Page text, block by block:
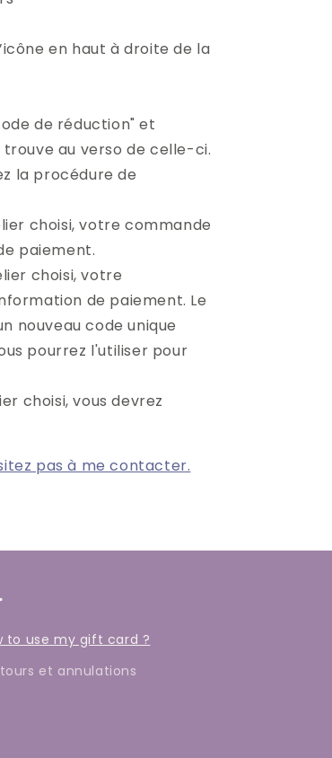
en haut à droite de la
de réduction" et
au verso de celle-ci.
la procédure de
choisi, votre commande
paiement.
choisi, votre
de paiement. Le
nouveau code unique
pourrez l'utiliser pour
choisi, vous devrez
pas à me contacter.
to use my gift card ?
et annulations